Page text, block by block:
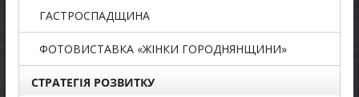
ГАСТРОСПАДЩИНА
ФОТОВИСТАВКА «ЖІНКИ ГОРОДНЯНЩИНИ»
СТРАТЕГІЯ РОЗВИТКУ